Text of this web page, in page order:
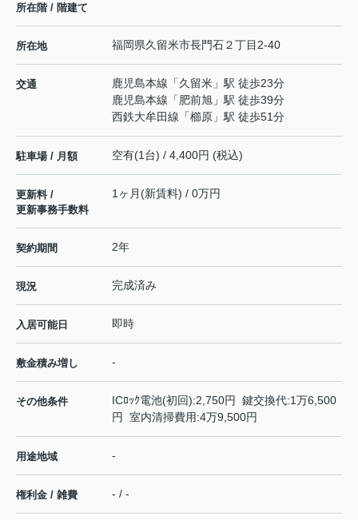
所在階 / 階建て
所在地 福岡県久留米市長門石２丁目2-40
交通 鹿児島本線 「久留米 」駅 徒歩23分
鹿児島本線 「 肥前旭 」駅 徒歩39分
西鉄大牟田線 「櫛原 」駅 徒歩51分
駐車場 / 月額 空有(1台) / 4,400円 (税込)
更新料 /
更新事務手数料
1ヶ月(新賃料) / 0万円
契約期間 2年
現況 完成済み
入居可能日 即時
敷金積み増し -
その他条件
ICﾛｯｸ電池(初回):2,750円 鍵交換代:1万6,500
円 室内清掃費用:4万9,500円
用途地域 -
権利金 / 雑費 - / -